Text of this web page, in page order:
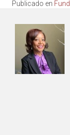
Publicado en